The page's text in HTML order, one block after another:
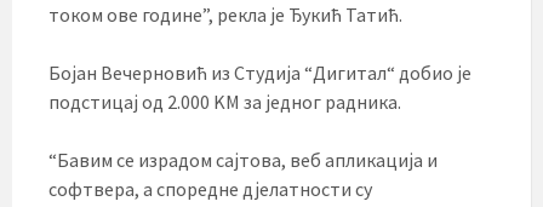
током ове године”, рекла је Ђукић Татић.
Бојан Вечерновић из Студија “Дигитал“ добио је
подстицај од 2.000 KМ за једног радника.
“Бавим се израдом сајтова, веб апликација и
софтвера, а споредне дјелатности су